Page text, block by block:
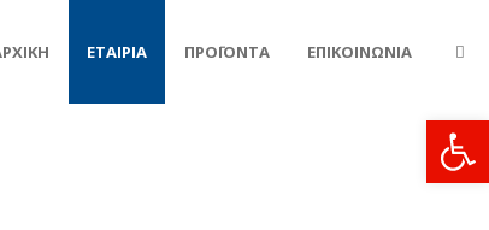
ΕΤΑΙΡΙΑ ΠΡΟΪΟΝΤΑ ΕΠΙΚΟΙΝΩΝΙΑ